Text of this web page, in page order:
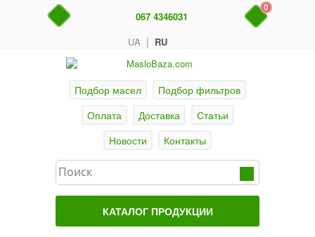
UA | RU
067 4346031
0
Подбор масел
Подбор фильтров
Оплата
Доставка
Статьи
Новости
Контакты
КАТАЛОГ ПРОДУКЦИИ